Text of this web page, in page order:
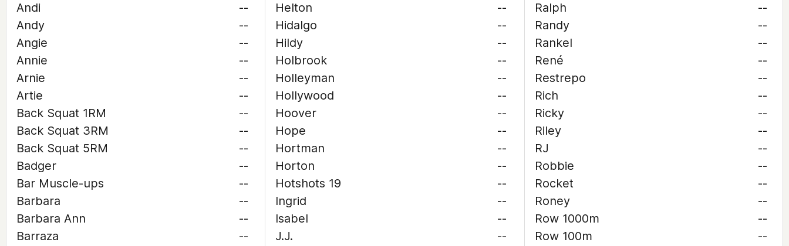
Andi
--
Andy
--
Angie
--
Annie
--
Arnie
--
Artie
--
Back Squat 1RM
--
Back Squat 3RM
--
Back Squat 5RM
--
Badger
--
Bar Muscle-ups
--
Barbara
--
Barbara Ann
--
Barraza
--
Helton
--
Hidalgo
--
Hildy
--
Holbrook
--
Holleyman
--
Hollywood
--
Hoover
--
Hope
--
Hortman
--
Horton
--
Hotshots 19
--
Ingrid
--
Isabel
--
J.J.
--
Ralph
--
Randy
--
Rankel
--
René
--
Restrepo
--
Rich
--
Ricky
--
Riley
--
RJ
--
Robbie
--
Rocket
--
Roney
--
Row 1000m
--
Row 100m
--